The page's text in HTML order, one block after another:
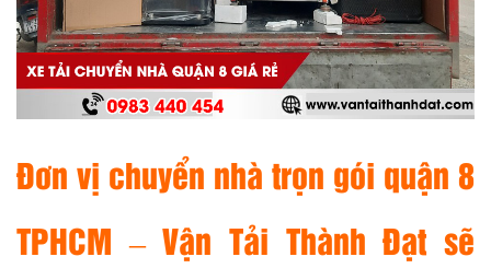
Đơn vị chuyển nhà trọn gói quận 8
TPHCM – Vận Tải Thành Đạt sẽ